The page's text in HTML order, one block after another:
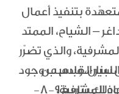
بتنفيذ أعمال
– الشياح، الممتد
والذي تضرّر
لبنان، وبسبب وجود
مخاطر على السلامة العامة، وذلك بتاريخ 9-8-
القادم من
المشرفية،